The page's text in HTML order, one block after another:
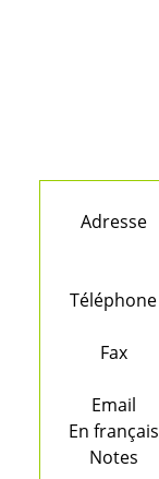
Adresse
Téléphone
Fax
Email
En français
Notes